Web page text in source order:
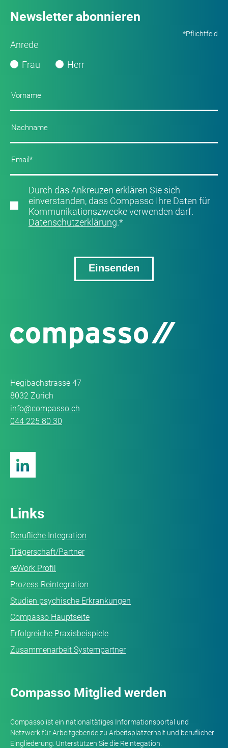
Newsletter abonnieren
*Pflichtfeld
Anrede
Frau
Herr
Durch das Ankreuzen erklären Sie sich
einverstanden, dass Compasso Ihre Daten für
Kommunikationszwecke verwenden darf.
Datenschutzerklärung.*
Hegibachstrasse 47
8032 Zürich
info@compasso.ch
044 225 80 30
Links
Berufliche Integration
Trägerschaft/Partner
reWork Profil
Prozess Reintegration
Studien psychische Erkrankungen
Compasso Hauptseite
Erfolgreiche Praxisbeispiele
Zusammenarbeit Systempartner
Compasso Mitglied werden
Compasso ist ein nationaltätiges Informationsportal und
Netzwerk für Arbeitgebende zu Arbeitsplatzerhalt und beruflicher
Eingliederung. Unterstützen Siedie Reintegation.